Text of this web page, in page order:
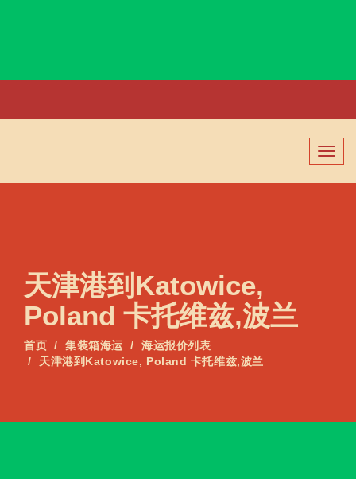
切
换
导
天津港到Katowice,
Poland 卡托维兹,波兰
首页 集装箱海运
海运报价列表
天津港到Katowice, Poland 卡托维兹,波兰